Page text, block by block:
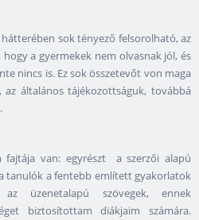
sok tényező felsorolható, az
a gyermekek nem olvasnak jól, és
nincs is. Ez sok összetevőt von maga
általános tájékozottságuk, továbbá
fajtája van: egyrészt a szerzői alapú
tanulók a fentebb említett gyakorlatok
üzenetalapú szövegek, ennek
biztosítottam diákjaim számára.